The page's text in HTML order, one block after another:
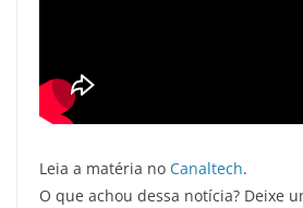
Leia a matéria no Canaltech.
O que achou dessa notícia? Deixe